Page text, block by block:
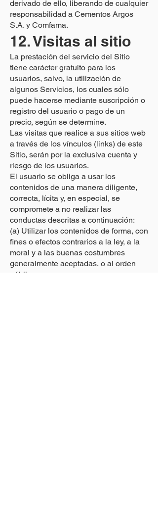
derivado de ello, liberando de cualquier
responsabilidad a Cementos Argos
S.A. y Comfama.
12. Visitas al sitio
La prestación del servicio del Sitio
tiene carácter gratuito para los
usuarios, salvo, la utilización de
algunos Servicios, los cuales sólo
puede hacerse mediante suscripción o
registro del usuario o pago de un
precio, según se determine.
Las visitas que realice a sus sitios web
a través de los vínculos (links) de este
Sitio, serán por la exclusiva cuenta y
riesgo de los usuarios.
El usuario se obliga a usar los
contenidos de una manera diligente,
correcta, lícita y, en especial, se
compromete a no realizar las
conductas descritas a continuación:
(a) Utilizar los contenidos de forma, con
fines o efectos contrarios a la ley, a la
moral y a las buenas costumbres
generalmente aceptadas, o al orden
público.